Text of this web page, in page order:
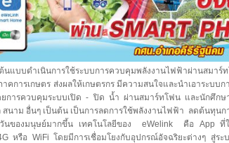
บบดำเนินการใช้ระบบการควบคุมพลังงานไฟฟ้าผ่านสมาร์
การเกษตร ส่งผลให้เกษตรกร มีความสนใจและนำเอาระบ
ยการควบคุมระบบเปิด - ปิด น้ำ ผ่านสมาร์ทโฟน และนักศึกษ
สนาม อื่นๆ เป็นต้น เป็นการลดการใช้พลังงานไฟฟ้า ลดต้นทุน
วันของมนุษย์มากขึ้น เทคโนโลยีของ eWelink คือ App ที่
หรือ WiFi โดยมีการเชื่อมโยงกับอุปกรณ์อัจฉริยะต่างๆ สู่ร